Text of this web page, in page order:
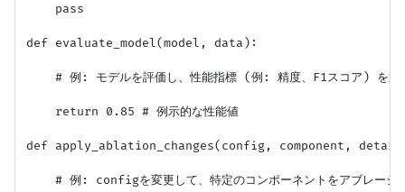
    pass
def evaluate_model(model, data):
# 例: モデルを評価し、性能指標 (例: 精度、F1スコア) を返
    return 0.85 # 例示的な性能値
def apply_ablation_changes(config, component,
# 例: configを変更して、特定のコンポーネントをアブレーシ